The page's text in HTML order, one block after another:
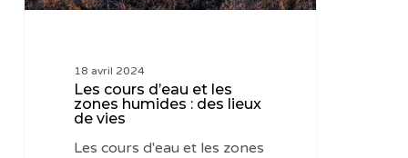
des
18 avril 2024
Les cours d’eau et les
zones humides : des lieux
de vies
Les cours d'eau et les zones